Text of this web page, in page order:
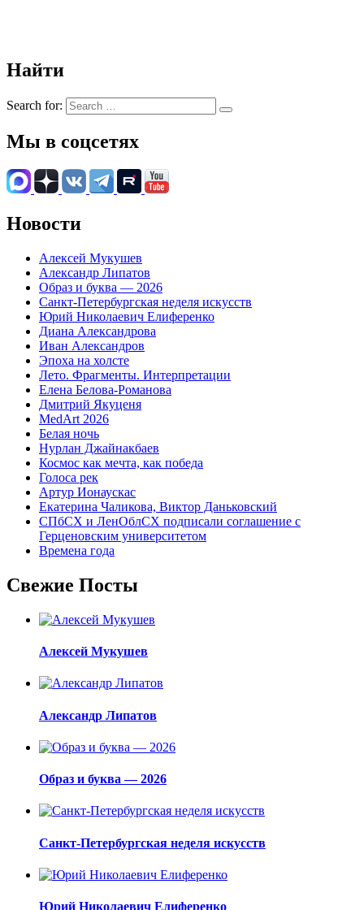
Найти
Search for:
Мы в соцсетях
Новости
Алексей Мукушев
Александр Липатов
Образ и буква — 2026
Санкт-Петербургская неделя искусств
Юрий Николаевич Елиференко
Диана Александрова
Иван Александров
Эпоха на холсте
Лето. Фрагменты. Интерпретации
Елена Белова-Романова
Дмитрий Якуценя
MedArt 2026
Белая ночь
Нурлан Джайнакбаев
Космос как мечта, как победа
Голоса рек
Артур Ионаускас
Екатерина Чаликова, Виктор Даньковский
СПбСХ и ЛенОблСХ подписали соглашение с
Герценовским университетом
Времена года
Свежие Посты
Алексей Мукушев
Александр Липатов
Образ и буква — 2026
Санкт-Петербургская неделя искусств
Юрий Николаевич Елиференко